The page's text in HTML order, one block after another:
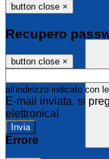
button close ×
Recupero
button close ×
all'indirizzo indicato con
E-mail inviata, si
elettronica!
Errore